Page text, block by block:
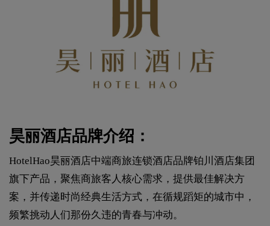
昊丽酒店品牌介绍：
HotelHao昊丽酒店中端商旅连锁酒店品牌铂川酒店集团
旗下产品，聚焦商旅客人核心需求，提供最佳解决方
案，并传递时尚经典生活方式，在循规蹈矩的城市中，
频繁挑动人们那份久违的青春与冲动。